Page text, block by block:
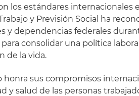
los estándares internacionales
y Previsión Social ha
y dependencias federales
consolidar una política
de la vida.
honra sus compromisos
y salud de las personas